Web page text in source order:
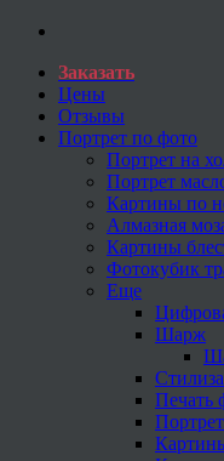
Заказать
Цены
Отзывы
Портрет по фото
Портрет на
Портрет
Картины по
Алмазная
Картины
Фотокубик
Еще
Шарж
Печать